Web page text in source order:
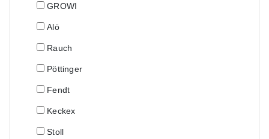
GROWI
Alö
Rauch
Pöttinger
Fendt
Keckex
Stoll